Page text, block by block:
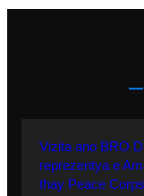
Vizita ano BRO
reprezentya e
thay Peace Corps